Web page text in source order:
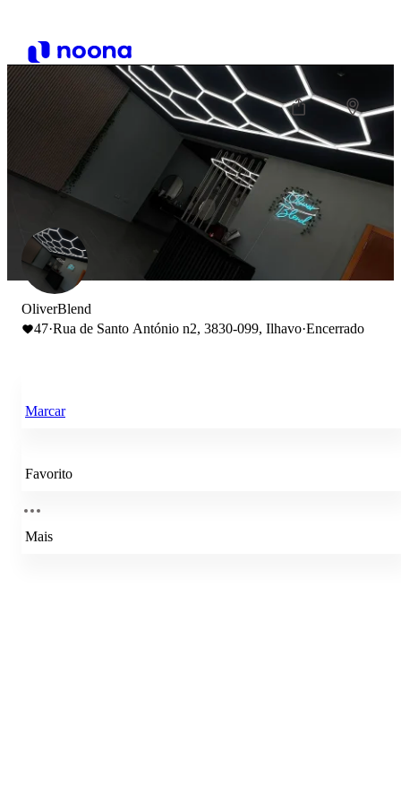
OliverBlend
47·Rua de Santo António n2, 3830-099, Ilhavo·Encerrado
Marcar
Favorito
Mais